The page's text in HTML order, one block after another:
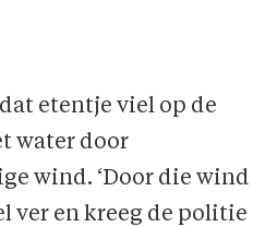
etentje viel op de
water door
wind. ‘Door die wind
ver en kreeg de politie